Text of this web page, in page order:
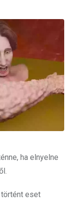
ha elnyelne
eset